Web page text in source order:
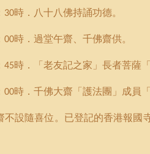
30時．八十八佛持誦功德。
00時．過堂午齋、千佛齋供。
45時．「老友記之家」長者菩薩
00時．千佛大齋「護法團」成員
不設隨喜位。已登記的香港報